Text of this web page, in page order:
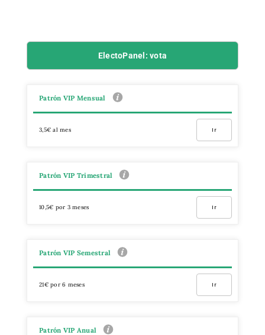
ElectoPanel: vota
Patrón VIP Mensual
3,5€ al mes Ir
Patrón VIP Trimestral
10,5€ por 3 meses Ir
Patrón VIP Semestral
21€ por 6 meses Ir
Patrón VIP Anual